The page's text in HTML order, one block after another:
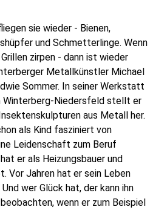
sie wieder - Bienen,
und Schmetterlinge. Wenn
zirpen - dann ist wieder
Metallkünstler Michael
Sommer. In seiner Werkstatt
Winterberg-Niedersfeld stellt er
aus Metall her.
als Kind fasziniert von
Leidenschaft zum Beruf
er als Heizungsbauer und
Vor Jahren hat er sein Leben
wer Glück hat, der kann ihn
wenn er zum Beispiel